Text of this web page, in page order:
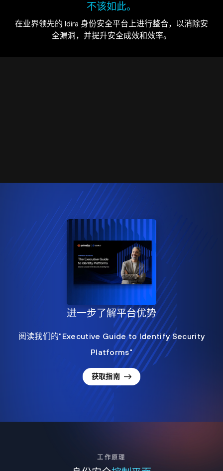
不该如此。
在业界领先的 Idira 身份安全平台上进行整合，以消除安
全漏洞，并提升安全成效和效率。
进一步了解平台优势
阅读我们的"Executive Guide to Identify Security
Platforms"
获取指南
工作原理